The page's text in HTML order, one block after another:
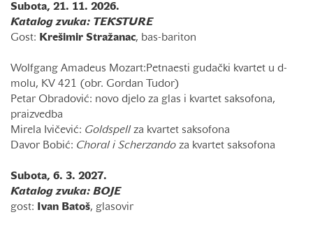
Subota, 21. 11. 2026.
Katalog zvuka: TEKSTURE
Gost:
Krešimir Stražanac, bas-bariton
Wolfgang Amadeus Mozart:Petnaesti gudački kvartet u d-
molu, KV 421 (obr. Gordan Tudor)
Petar Obradović: novo djelo za glas i kvartet saksofona,
praizvedba
Mirela Ivičević: Goldspell za kvartet saksofona
Davor Bobić: Choral i Scherzando za kvartet saksofona
Subota, 6. 3. 2027.
Katalog zvuka: BOJE
gost:
Ivan Batoš, glasovir